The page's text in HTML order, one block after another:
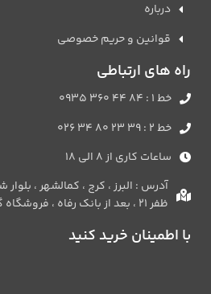
درباره
قوانین و حریم خصوصی
راه های ارتباطی
خط 1 : 84 44 360 0935
خط 2 : 39 23 80 34 026
ساعات کاری از 8 الی 18
آدرس : البرز ، کرج ، کمالشهر ،
ظفر 21 ، بعد از بانک رفاه ، فروشگاه گلدار
با اطمینان خرید کنید